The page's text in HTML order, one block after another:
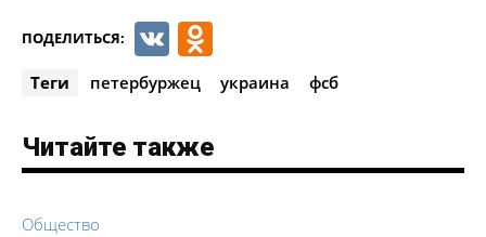
ПОДЕЛИТЬСЯ: VK
Теги петербуржец украина фсб
Читайте также
Общество